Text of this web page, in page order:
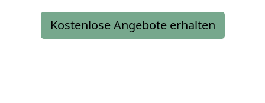
Kostenlose Angebote erhalten